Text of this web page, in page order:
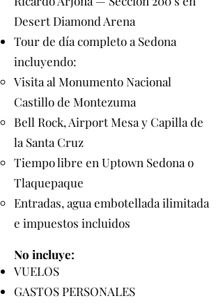
Desert Diamond Arena
Tour de día completo a Sedona
incluyendo:
Visita al Monumento Nacional
Castillo de Montezuma
Bell Rock, Airport Mesa y Capilla de
la Santa Cruz
Tiempo libre en Uptown Sedona o
Tlaquepaque
Entradas, agua embotellada ilimitada
e impuestos incluidos
No incluye:
VUELOS
GASTOS PERSONALES